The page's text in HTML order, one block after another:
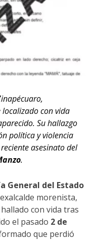
localizado con vida
Su hallazgo
política y violencia
asesinato del
.
General del Estado
morenista,
con vida tras
el pasado 2 de
que perdió